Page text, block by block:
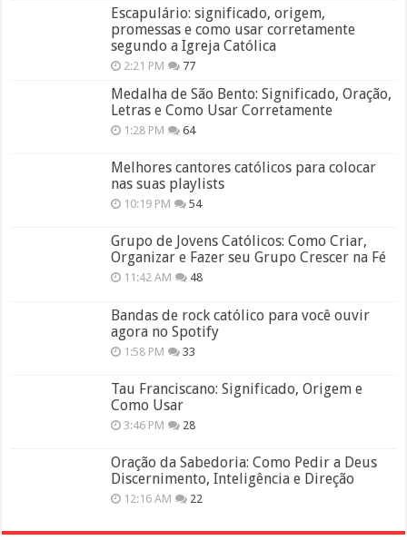
Escapulário: significado, origem,
promessas e como usar corretamente
segundo a Igreja Católica
2:21 PM 77
Medalha de São Bento: Significado, Oração,
Letras e Como Usar Corretamente
1:28 PM 64
Melhores cantores católicos para colocar
nas suas playlists
10:19 PM 54
Grupo de Jovens Católicos: Como Criar,
Organizar e Fazer seu Grupo Crescer na Fé
11:42 AM 48
Bandas de rock católico para você ouvir
agora no Spotify
1:58 PM 33
Tau Franciscano: Significado, Origem e
Como Usar
3:46 PM 28
Oração da Sabedoria: Como Pedir a Deus
Discernimento, Inteligência e Direção
12:16 AM 22